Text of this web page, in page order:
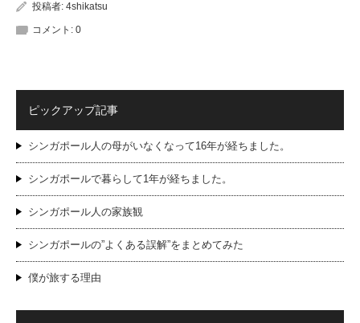
投稿者: 4shikatsu
コメント: 0
ピックアップ記事
シンガポール人の母がいなくなって16年が経ちました。
シンガポールで暮らして1年が経ちました。
シンガポール人の家族観
シンガポールの”よくある誤解”をまとめてみた
僕が旅する理由